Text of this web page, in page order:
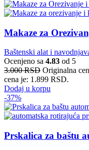
Makaze za
Baštenski alat i
Ocenjeno sa 4.83 od 5
3.000RSD Originalna
cena je: 1.899 RSD.
Dodaj u korpu
-37%
Prskalica za baštu